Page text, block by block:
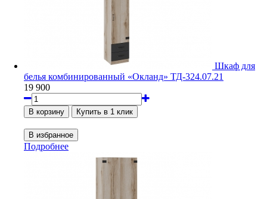
Шкаф для
белья комбинированный «Окланд» ТД-324.07.21
19 900
Подробнее